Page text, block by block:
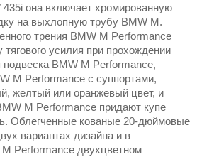
она включает хромированную
на выхлопную трубу BMW M.
трения BMW M Performance
тягового усилия при прохождении
подвеска BMW M Performance,
M Performance с суппортами,
желтый или оранжевый цвет, и
M Performance придают купе
Облегченные кованые 20-дюймовые
вариантах дизайна и в
Performance двухцветном